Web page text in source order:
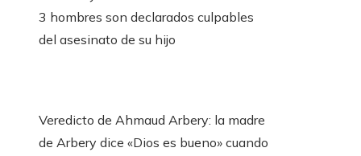
3 hombres son declarados culpables
del asesinato de su hijo
Veredicto de Ahmaud Arbery: la madre
de Arbery dice «Dios es bueno» cuando